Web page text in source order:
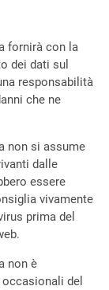
fornirà con la
dei dati sul
responsabilità
che ne
non si assume
dalle
essere
vivamente
prima del
non è
del